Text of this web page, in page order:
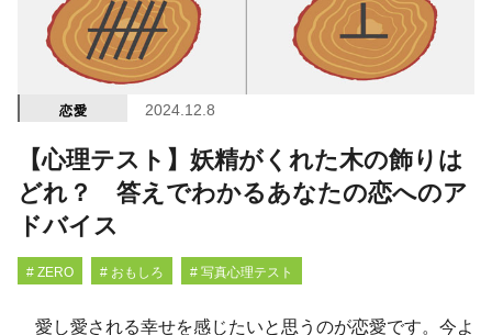
恋愛 2024.12.8
【心理テスト】妖精がくれた木の飾りは
どれ？ 答えでわかるあなたの恋へのア
ドバイス
# ZERO # おもしろ # 写真心理テスト
愛し愛される幸せを感じたいと思うのが恋愛です。今よ